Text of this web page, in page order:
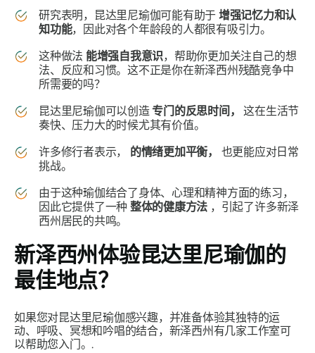
研究表明，昆达里尼瑜伽可能有助于 增强记忆力和认
知功能，因此对各个年龄段的人都很有吸引力。
这种做法 能增强自我意识，帮助你更加关注自己的想
法、反应和习惯。这不正是你在新泽西州残酷竞争中
所需要的吗？
昆达里尼瑜伽可以创造 专门的反思时间，
这在生活节
奏快、压力大的时候尤其有价值。
许多修行者表示， 的情绪更加平衡，
也更能应对日常
挑战。
由于这种瑜伽结合了身体、心理和精神方面的练习，
因此它提供了一种 整体的健康方法 ，引起了许多新泽
西州居民的共鸣。
新泽西州体验昆达里尼瑜伽的
最佳地点？
如果您对昆达里尼瑜伽感兴趣，并准备体验其独特的运
动、呼吸、冥想和吟唱的结合，新泽西州有几家工作室可
以帮助您入门。.